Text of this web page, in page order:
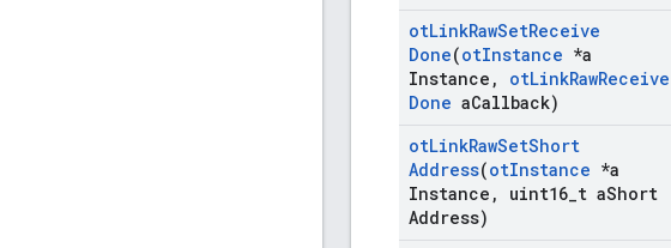
otLinkRawSetReceive
Done(otInstance *a
Instance , otLinkRawReceive
Done aCallback)
otLinkRawSetShort
Address(otInstance *a
Instance , uint16 t aShort
Address)